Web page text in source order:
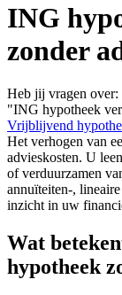
ING
zonder
Heb jij vragen over:
"ING hypotheek
Vrijblijvend
Het verhogen van
advieskosten. U
of verduurzamen
annuïteiten-,
inzicht in uw
Wat
hypotheek